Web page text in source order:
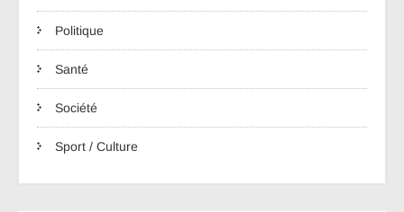
Politique
Santé
Société
Sport / Culture